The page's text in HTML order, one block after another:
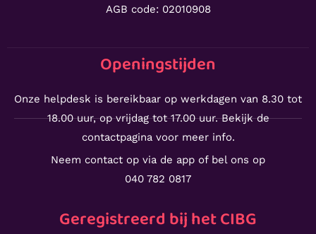
AGB code: 02010908
Openingstijden
Onze helpdesk is bereikbaar op werkdagen van 8.30 tot
18.00 uur, op vrijdag tot 17.00 uur. Bekijk de
contactpagina voor meer info.
Neem contact op via de app of bel ons op
040 782 0817
Geregistreerd bij het CIBG